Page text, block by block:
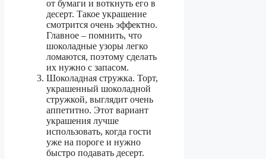
от бумаги и воткнуть его в
десерт. Такое украшение
смотрится очень эффектно.
Главное – помнить, что
шоколадные узоры легко
ломаются, поэтому сделать
их нужно с запасом.
Шоколадная стружка. Торт,
украшенный шоколадной
стружкой, выглядит очень
аппетитно. Этот вариант
украшения лучше
использовать, когда гости
уже на пороге и нужно
быстро подавать десерт.